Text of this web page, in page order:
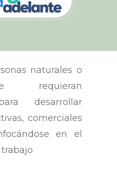
naturales o
requieran
desarrollar
comerciales
en el